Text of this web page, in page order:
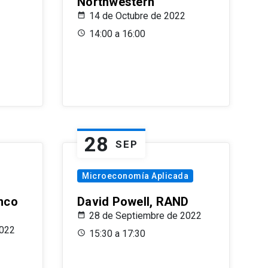
14 de Octubre de 2022
14:00 a 16:00
28 SEP
Microeconomía Aplicada
David Powell, RAND
28 de Septiembre de 2022
15:30 a 17:30